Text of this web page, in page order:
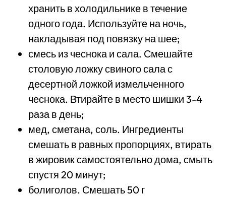
хранить в холодильнике в течение
одного года. Используйте на ночь,
накладывая под повязку на шее;
смесь из чеснока и сала. Смешайте
столовую ложку свиного сала с
десертной ложкой измельченного
чеснока. Втирайте в место шишки 3-4
раза в день;
мед, сметана, соль. Ингредиенты
смешать в равных пропорциях, втирать
в жировик самостоятельно дома, смыть
спустя 20 минут;
болиголов. Смешать 50 г